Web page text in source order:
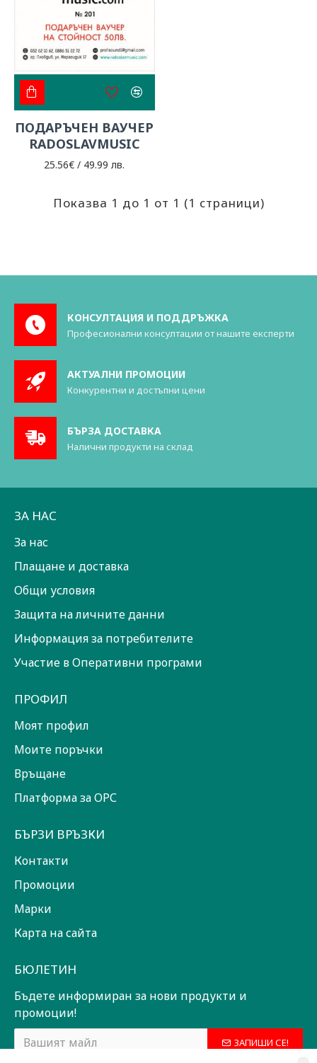
ПОДАРЪЧЕН ВАУЧЕР
RADOSLAVMUSIC
25.56€ / 49.99 лв.
Показва 1 до 1 от 1 (1 страници)
КОНСУЛТАЦИЯ И ПОДДРЪЖКА
Професионални консултации от нашите експерти
АКТУАЛНИ ПРОМОЦИИ
Конкурентни и достъпни цени
БЪРЗА ДОСТАВКА
Налични продукти на склад
ЗА НАС
За нас
Плащане и доставка
Общи условия
Защита на личните данни
Информация за потребителите
Участие в Оперативни програми
ПРОФИЛ
Моят профил
Моите поръчки
Връщане
Платформа за ОРС
БЪРЗИ ВРЪЗКИ
Контакти
Промоции
Марки
Карта на сайта
БЮЛЕТИН
Бъдете информиран за нови продукти и
промоции!
ЗАПИШИ СЕ!